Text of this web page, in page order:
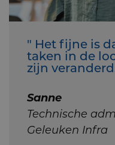
" Het fijne is
taken in de
zijn
Sanne
Technische
Geleuken Infra